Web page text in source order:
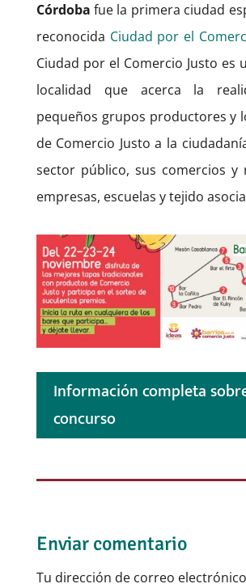
Córdoba fue la primera ciudad
reconocida Ciudad por el
Ciudad por el Comercio Justo es
localidad que acerca la
pequeños grupos productores y
de Comercio Justo a la
sector público, sus comercios y
empresas, escuelas y tejido
Información completa
concurso
Enviar comentario
Tu dirección de correo